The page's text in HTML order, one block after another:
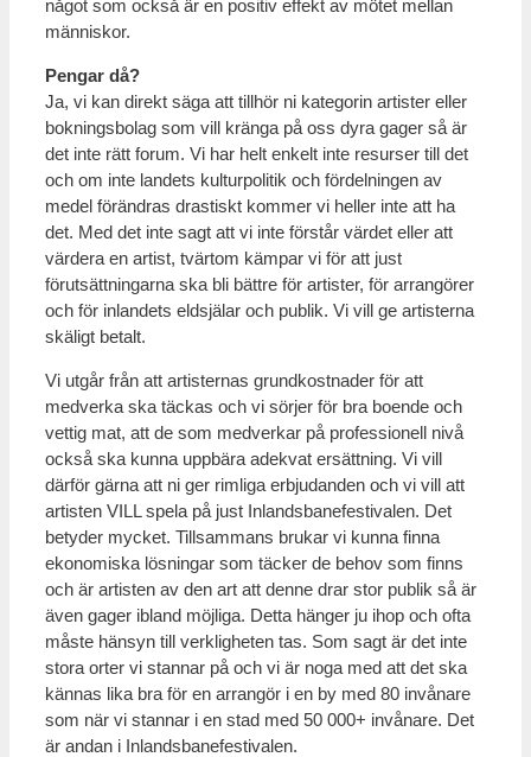
något som också är en positiv effekt av mötet mellan
människor.
Pengar då?
Ja, vi kan direkt säga att tillhör ni kategorin artister eller
bokningsbolag som vill kränga på oss dyra gager så är
det inte rätt forum. Vi har helt enkelt inte resurser till det
och om inte landets kulturpolitik och fördelningen av
medel förändras drastiskt kommer vi heller inte att ha
det. Med det inte sagt att vi inte förstår värdet eller att
värdera en artist, tvärtom kämpar vi för att just
förutsättningarna ska bli bättre för artister, för arrangörer
och för inlandets eldsjälar och publik. Vi vill ge artisterna
skäligt betalt.
Vi utgår från att artisternas grundkostnader för att
medverka ska täckas och vi sörjer för bra boende och
vettig mat, att de som medverkar på professionell nivå
också ska kunna uppbära adekvat ersättning. Vi vill
därför gärna att ni ger rimliga erbjudanden och vi vill att
artisten VILL spela på just Inlandsbanefestivalen. Det
betyder mycket. Tillsammans brukar vi kunna finna
ekonomiska lösningar som täcker de behov som finns
och är artisten av den art att denne drar stor publik så är
även gager ibland möjliga. Detta hänger ju ihop och ofta
måste hänsyn till verkligheten tas. Som sagt är det inte
stora orter vi stannar på och vi är noga med att det ska
kännas lika bra för en arrangör i en by med 80 invånare
som när vi stannar i en stad med 50 000+ invånare. Det
är andan i Inlandsbanefestivalen.